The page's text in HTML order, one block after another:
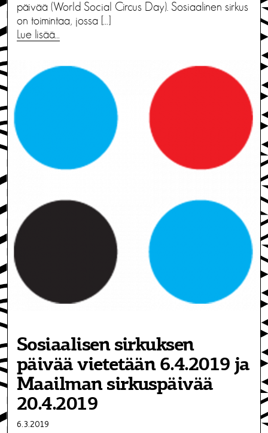
päivää (World Social Circus Day). Sosiaalinen sirkus
on toimintaa, jossa […]
Lue lisää…
Sosiaalisen sirkuksen
päivää vietetään 6.4.2019 ja
Maailman sirkuspäivää
20.4.2019
6.3.2019